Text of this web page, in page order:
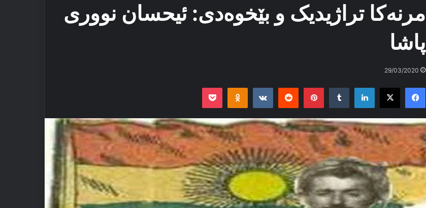
مرنه‌کا تراژیدیک و بێخوه‌دی: ئیحسان نووری
پاشا
29/03/2020
Facebook
X
LinkedIn
Tumblr
Pinterest
Reddit
VKontakte
Odnoklassniki
Pocket